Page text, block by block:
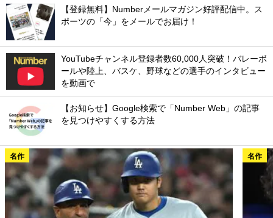
【登録無料】Numberメールマガジン好評配信中。ス
ポーツの「今」をメールでお届け！
YouTubeチャンネル登録者数60,000人突破！バレーボ
ールや陸上、バスケ、野球などの選手のインタビュー
を動画で
【お知らせ】Google検索で「Number Web」の記事
を見つけやすくする方法
名作 名作